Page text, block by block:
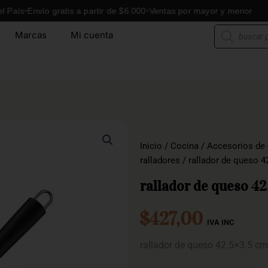
Envío gratis a partir de $6.000 Ventas por mayor y menor
Marcas Mi cuenta
Búsqueda
Inicio / Cocina / Accesorios de
ralladores / rallador de queso
rallador de queso
$427,00 IVA INC